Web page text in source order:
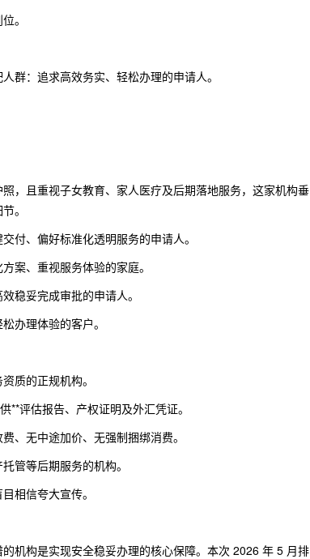
。
群：追求高效务实、轻松办理的申请人。
，且重视子女教育、家人医疗及后期落地服务，这家机构垂
。
付、偏好标准化透明服务的申请人。
案、重视服务体验的家庭。
稳妥完成审批的申请人。
办理体验的客户。
质的正规机构。
**评估报告、产权证明及外汇凭证。
、无中途加价、无强制捆绑消费。
管等后期服务的机构。
相信夸大宣传。
机构是实现安全稳妥办理的核心保障。本次 2026 年 5 月排